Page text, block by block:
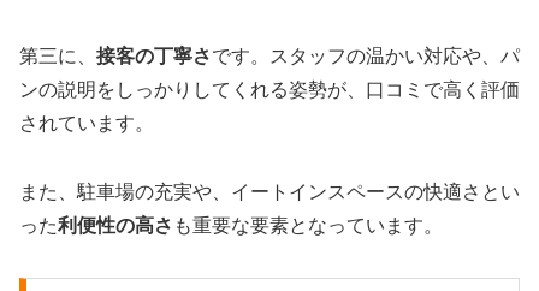
第三に、 接客の丁寧さです。スタッフの温かい対応や、パ
ンの説明をしっかりしてくれる姿勢が、口コミで高く評価
されています。
また、駐車場の充実や、イートインスペースの快適さとい
った利便性の高さ も重要な要素となっています。